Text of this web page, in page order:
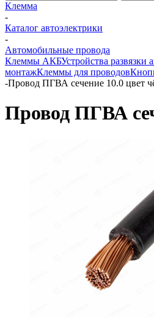
Клемма
-
Каталог автоэлектрики
-
Автомобильные провода
Клеммы АКБУстройства развязки
монтажКлеммы для проводов
-Провод ПГВА сечение 10.0 цвет
Провод ПГВА